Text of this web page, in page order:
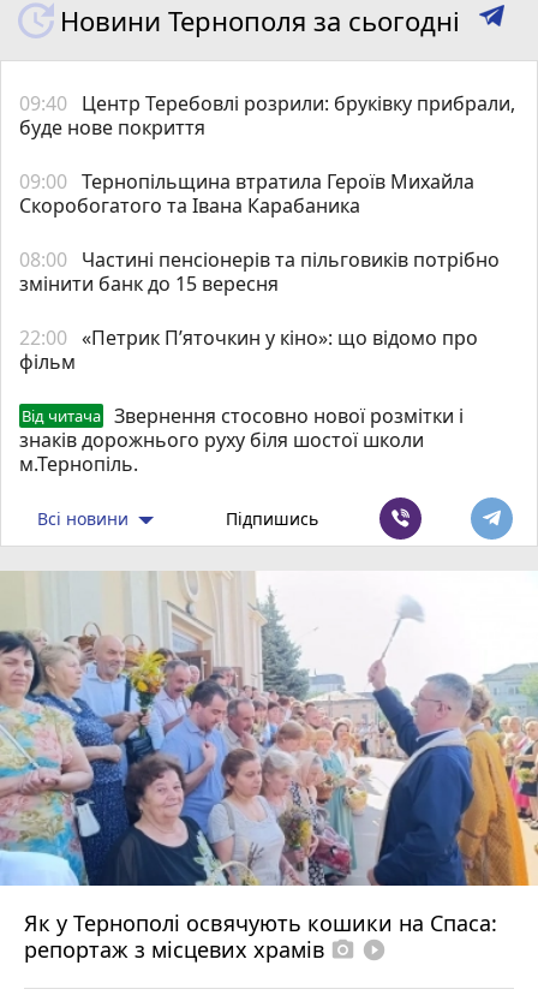
Новини Тернополя за сьогодні
09:40 Центр Теребовлі розрили: бруківку прибрали,
буде нове покриття
09:00 Тернопільщина втратила Героїв Михайла
Скоробогатого та Івана Карабаника
08:00 Частині пенсіонерів та пільговиків потрібно
змінити банк до 15 вересня
22:00 «Петрик П’яточкин у кіно»: що відомо про
фільм
Від читача
Звернення стосовно нової розмітки і
знаків дорожнього руху біля шостої школи
м.Тернопіль.
Всі новини Підпишись
Як у Тернополі освячують кошики на Спаса:
репортаж з місцевих храмів photo_camera play_circle_filled